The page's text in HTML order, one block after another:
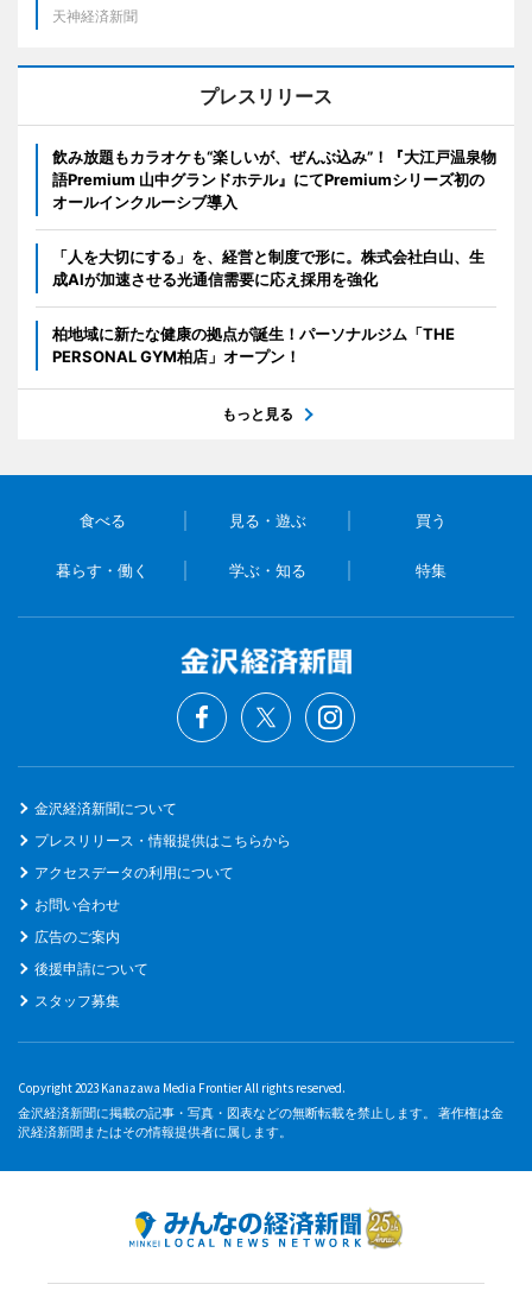
天神経済新聞
プレスリリース
飲み放題もカラオケも“楽しいが、ぜんぶ込み”！『大江戸温泉物
語Premium 山中グランドホテル』にてPremiumシリーズ初の
オールインクルーシブ導入
「人を大切にする」を、経営と制度で形に。株式会社白山、生
成AIが加速させる光通信需要に応え採用を強化
柏地域に新たな健康の拠点が誕生！パーソナルジム「THE
PERSONAL GYM柏店」オープン！
もっと見る
食べる 見る・遊ぶ 買う
暮らす・働く 学ぶ・知る 特集
金沢経済新聞について
プレスリリース・情報提供はこちらから
アクセスデータの利用について
お問い合わせ
広告のご案内
後援申請について
スタッフ募集
Copyright 2023 Kanazawa Media Frontier All rights reserved.
金沢経済新聞に掲載の記事・写真・図表などの無断転載を禁止します。 著作権は金
沢経済新聞またはその情報提供者に属します。